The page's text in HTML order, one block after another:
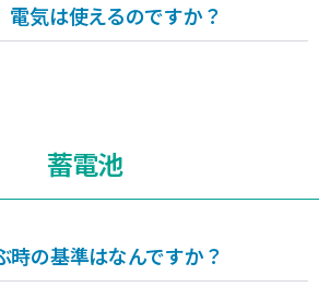
電気は使えるのですか？
蓄電池
時の基準はなんですか？